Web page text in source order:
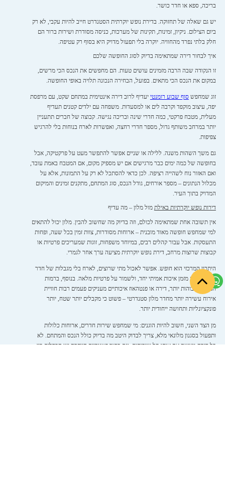
בריכה, ספא או חדר כושר.
יש גם שאלה של תחזוקה. בדירת נופש יוקרתית הסטנדרט חייב להיות עקבי, לא רק
ביום הצילום. ניקיון, זמינות, תקינות של מערכות, כניסה מסודרת ושירות ברור הם
חלק בלתי נפרד מהחוויה. יוקרה בלי תפעול מדויק היא בסוף רק עטיפה.
איך לבחור דירה שמתאימה בדיוק לסוג החופשה שלכם
זו הנקודה שבה הרבה מזמינים עושים טעות. הם מחפשים את הנכס הכי מרשים,
במקום את הנכס הכי מתאים. בפועל, הבחירה הנכונה תלויה באופי החופשה.
זוג שמחפשסוף שבוע רומנטי יעדיף לרוב דירה אינטימית במתחם שקט, עם מרפסת
יפה, עיצוב מוקפד וקרבה לים או למסעדות. משפחה עם ילדים קטנים תעדיף
מעלית, מטבח פרקטי, כמה חדרי שינה ובריכה נגישה. קבוצה של חברים תתעניין
יותר במרחב משותף גדול, מספר חדרי רחצה, ואפשרות לארח בנוחות בלי להרגיש
צפיפות.
גם משך השהות משנה. ללילה או שניים אפשר להתפשר מעט על פרקטיקה, אבל
בחופשה של כמה ימים כבר מרגישים אם יש מספיק מקום, אם המטבח באמת עובד,
ואם האזור נוח לשהייה רציפה. לכן כדאי להסתכל לא רק על התמונות, אלא על
מכלול הנתונים – מספר אורחים, גודל הנכס, סוג המתחם, מתקנים זמינים והמיקום
המדויק בתוך העיר.
דירות נופש יוקרתיות באילת מול מלון – מה עדיף
אין תשובה אחת שמתאימה לכולם, וזה בדיוק מה שחשוב להבין. מלון יכול להתאים
למי שמחפש חופשה מאוד מובנית – ארוחות מסודרות, צוות זמין בכל שעה, ופחות
התעסקות. אבל עבור קהלים רבים, במיוחד משפחות, זוגות שמעריכים פרטיות או
קבוצות שרוצות מרחב, דירת נופש יוקרתית מציעה ערך אחר לגמרי.
היתרון המרכזי הוא חופש. אפשר לאכול מתי שרוצים, לארח בלי מגבלות של חדר
קטן, ליהנות מזמן איכות אמיתי יחד, ולשמור על פרטיות מלאה. בנוסף, ברמות
המחיר הגבוהות יותר, דירה או פנטהאוז איכותיים מעניקים פעמים רבות חוויית
אירוח עשירה יותר מחדר מלון סטנדרטי – פשוט כי מקבלים יותר שטח, יותר
פונקציונליות ותחושה ייחודית יותר.
מן הצד השני, חשוב להיות הוגנים: מי שמחפש שירות חדרים, ארוחות כלולות
ותפעול בסגנון מלונאי מלא, צריך לבדוק היטב מה בדיוק כולל הנכס והמתחם. לא
כל דירה מציעה את אותו סל שירותים, וגם בתוך קטגוריית היוקרה יש הבדלים בין